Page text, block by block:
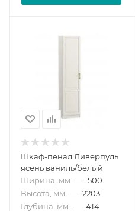
Шкаф-пенал Ливерпуль
ясень ваниль/белый
Ширина, мм — 500
Высота, мм — 2203
Глубина, мм — 414